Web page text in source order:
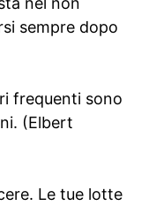
sempre dopo
frequenti sono
(Elbert
Le tue lotte